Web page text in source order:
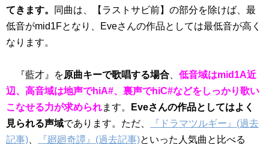
てきます。
同曲は、【ラストサビ前】の部分を除けば、最
低音がmid1Fとなり、Eveさんの作品としては最低音が高く
なります。
『藍才』を原曲キーで歌唱する場合
低音域はmid1A近
辺、高音域は地声でhiA#、裏声でhiC#などをしっかり歌い
こなせる力が求められます。
Eveさんの作品としてはよく
見られる声域であります。ただ、
『ドラマツルギー』(過去
記事)
『廻廻奇譚』(過去記事)といった人気曲と比べる